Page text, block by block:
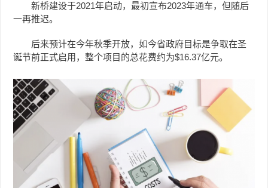
新桥建设于2021年启动，最初宣布2023年通车，但随后
一再推迟。
后来预计在今年秋季开放，如今省政府目标是争取在圣
诞节前正式启用，整个项目的总花费约为$16.37亿元。